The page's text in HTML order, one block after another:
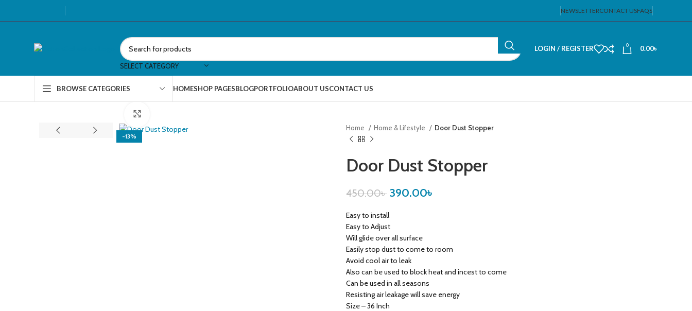
NEWSLETTERCONTACT USFAQS
SELECT CATEGORY
LOGIN / REGISTER 0 0.00৳
BROWSE CATEGORIES HOMESHOP PAGESBLOGPORTFOLIOABOUT USCONTACT US
-13%
Home Home & Lifestyle Door Dust Stopper
Door Dust Stopper
450.00৳ 390.00৳
Easy to install
Easy to Adjust
Will glide over all surface
Easily stop dust to come to room
Avoid cool air to leak
Also can be used to block heat and incest to come
Can be used in all seasons
Resisting air leakage will save energy
Size – 36 Inch